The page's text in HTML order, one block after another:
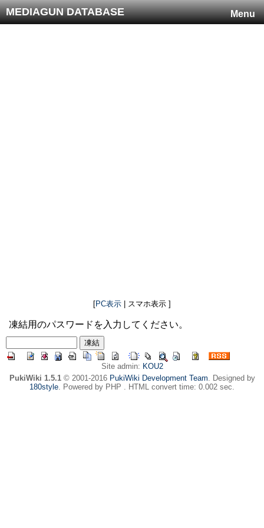
Menu
MEDIAGUN DATABASE
[PC表示 | スマホ表示 ]
凍結用のパスワードを入力してください。
Site admin: KOU2
PukiWiki 1.5.1© 2001-2016 PukiWiki Development Team. Designed by
180style. Powered by PHP . HTML convert time: 0.002 sec.